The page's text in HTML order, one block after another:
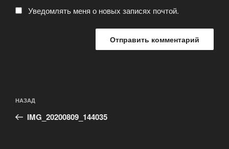
Уведомлять меня о новых записях почтой.
по
записям
Предыдущая
запись:
НАЗАД
IMG_20200809_144035